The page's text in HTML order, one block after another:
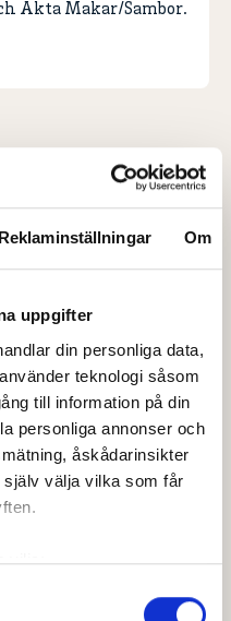
Reklaminställningar Om
uppgifter
din personliga data,
teknologi såsom
till information på din
personliga annonser och
åskådarinsikter
välja vilka som får
vilja:
till flera meter
Äkta Makar/Sambor.
/ E Haag +4
- C Nilsmark / P
+6
Jansson / J
+7
/ A
+8